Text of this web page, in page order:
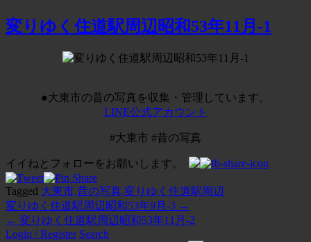
変りゆく住道駅周辺昭和53年11月-1
●大東市の昔の写真を収集・管理しています。
LINE公式アカウント
#大東市 #昔の写真
イイねとフォローをお願いします。
Tagged 大東市,昔の写真,変りゆく住道駅周辺
投
稿
変りゆく住道駅周辺昭和53年9月-3 →
← 変りゆく住道駅周辺昭和53年11月-2
Login / Register Search